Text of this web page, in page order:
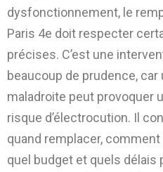
dysfonctionnement, le
Paris 4e doit respecter
précises. C’est une
beaucoup de prudence,
maladroite peut provoquer
risque d’électrocution. Il
quand remplacer,
quel budget et quels délais